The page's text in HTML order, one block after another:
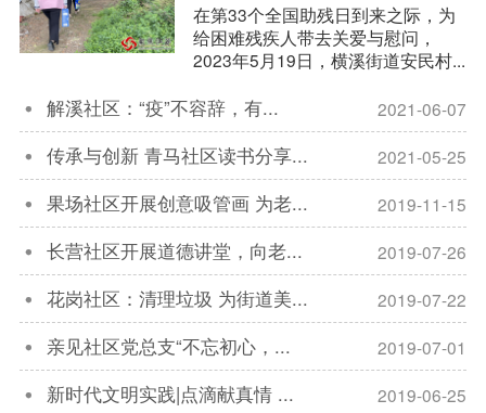
在第33个全国助残日到来之际，为
给困难残疾人带去关爱与慰问，
2023年5月19日，横溪街道安民村...
 解溪社区：“疫”不容辞，有... 2021-06-07
 传承与创新 青马社区读书分享... 2021-05-25
 果场社区开展创意吸管画 为老... 2019-11-15
 长营社区开展道德讲堂，向老... 2019-07-26
 花岗社区：清理垃圾 为街道美... 2019-07-22
 亲见社区党总支“不忘初心，... 2019-07-01
 新时代文明实践|点滴献真情 ... 2019-06-25